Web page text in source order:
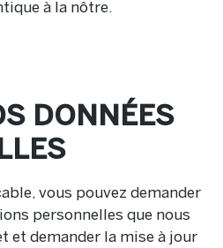
à la nôtre.
DONNÉES
vous pouvez demander
personnelles que nous
et demander la mise à jour